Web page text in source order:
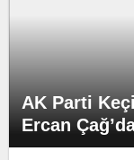
AK Parti
Ercan